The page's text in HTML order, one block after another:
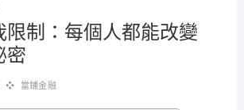
限制：每個人都能改變
密
當鋪金融